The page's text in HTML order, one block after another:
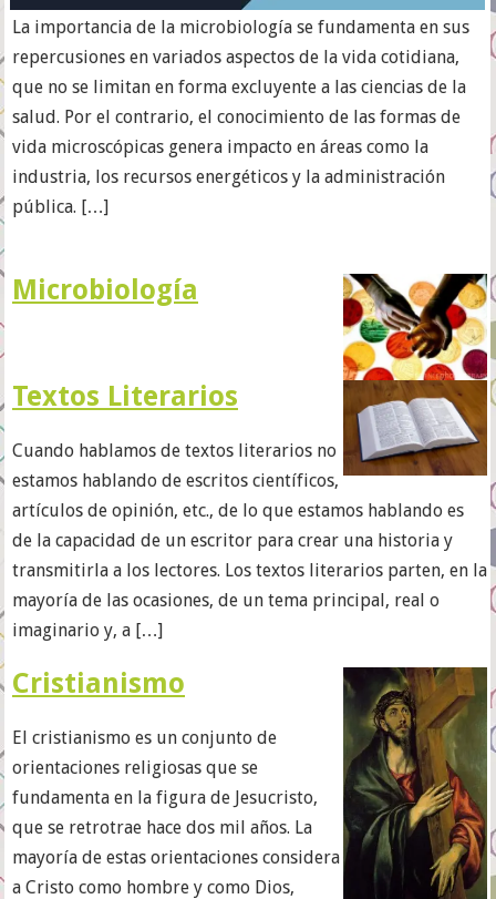
Microbiología
La importancia de la microbiología se fundamenta en sus
repercusiones en variados aspectos de la vida cotidiana,
que no se limitan en forma excluyente a las ciencias de la
salud. Por el contrario, el conocimiento de las formas de
vida microscópicas genera impacto en áreas como la
industria, los recursos energéticos y la administración
pública. […]
Textos Literarios
Cuando hablamos de textos literarios no
estamos hablando de escritos científicos,
artículos de opinión, etc., de lo que estamos hablando es
de la capacidad de un escritor para crear una historia y
transmitirla a los lectores. Los textos literarios parten, en la
mayoría de las ocasiones, de un tema principal, real o
imaginario y, a […]
Cristianismo
El cristianismo es un conjunto de
orientaciones religiosas que se
fundamenta en la figura de Jesucristo,
que se retrotrae hace dos mil años. La
mayoría de estas orientaciones considera
a Cristo como hombre y como Dios,